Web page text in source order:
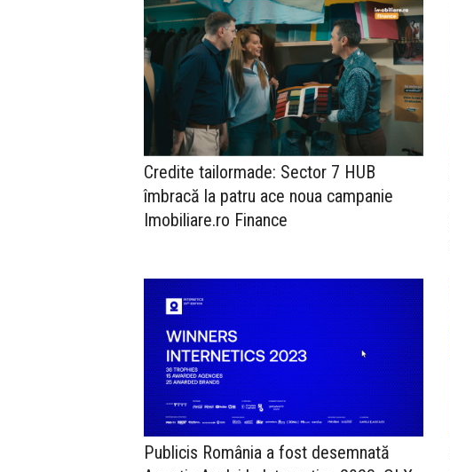
Credite tailormade: Sector 7 HUB
îmbracă la patru ace noua campanie
Imobiliare.ro Finance
Publicis România a fost desemnată